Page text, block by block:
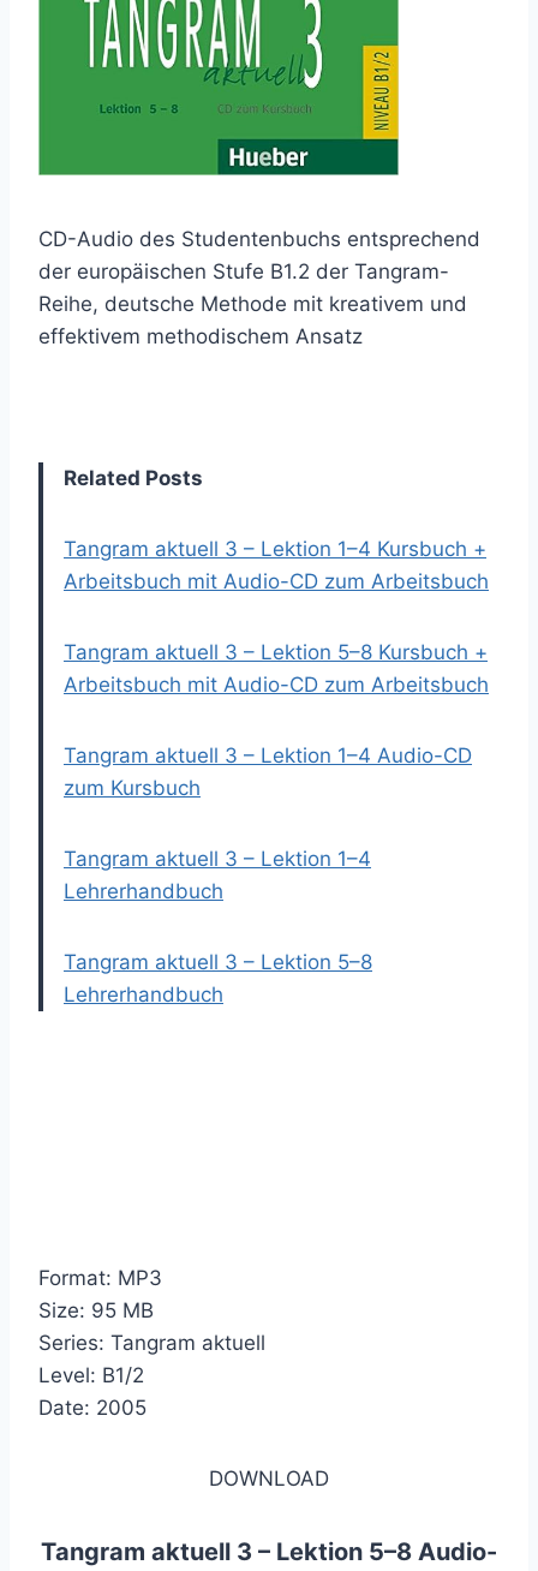
CD-Audio des Studentenbuchs entsprechend
der europäischen Stufe B1.2 der Tangram-
Reihe, deutsche Methode mit kreativem und
effektivem methodischem Ansatz
Related Posts
Tangram aktuell 3 – Lektion 1–4 Kursbuch +
Arbeitsbuch mit Audio-CD zum Arbeitsbuch
Tangram aktuell 3 – Lektion 5–8 Kursbuch +
Arbeitsbuch mit Audio-CD zum Arbeitsbuch
Tangram aktuell 3 – Lektion 1–4 Audio-CD
zum Kursbuch
Tangram aktuell 3 – Lektion 1–4
Lehrerhandbuch
Tangram aktuell 3 – Lektion 5–8
Lehrerhandbuch
Format: MP3
Size: 95 MB
Series: Tangram aktuell
Level: B1/2
Date: 2005
DOWNLOAD
Tangram aktuell 3 – Lektion 5–8 Audio-